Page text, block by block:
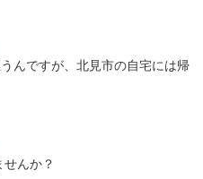
んですが、北見市の自宅には帰
んか？